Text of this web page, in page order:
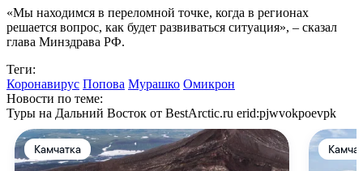
«Мы находимся в переломной точке, когда в регионах
решается вопрос, как будет развиваться ситуация», – сказал
глава Минздрава РФ.
Теги:
Коронавирус Попова Мурашко Омикрон
Новости по теме:
Туры на Дальний Восток от BestArctic.ru erid:pjwvokpoevpk